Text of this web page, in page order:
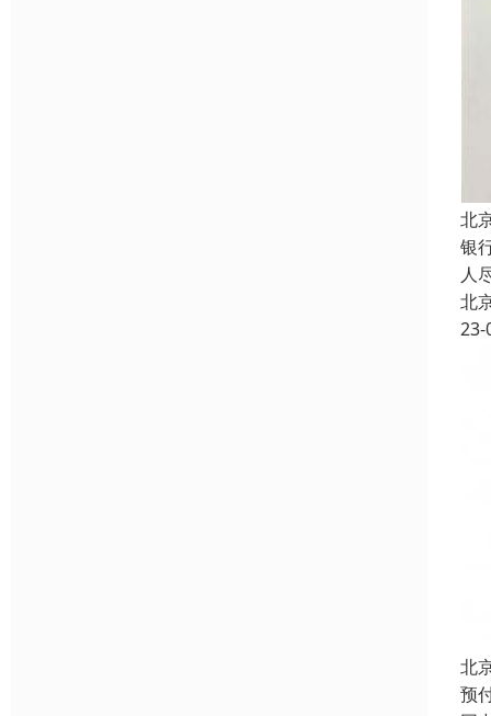
北
银
人
北
23-
北
预